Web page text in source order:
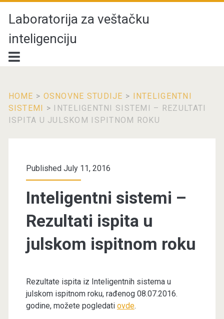
Laboratorija za veštačku
inteligenciju
HOME > OSNOVNE STUDIJE > INTELIGENTNI
SISTEMI > INTELIGENTNI SISTEMI – REZULTATI
ISPITA U JULSKOM ISPITNOM ROKU
Published July 11, 2016
Inteligentni sistemi –
Rezultati ispita u
julskom ispitnom roku
Rezultate ispita iz Inteligentnih sistema u
julskom ispitnom roku, rađenog 08.07.2016.
godine, možete pogledati ovde.